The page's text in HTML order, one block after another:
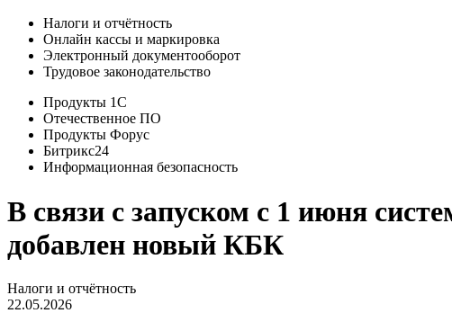
Налоги и отчётность
Онлайн кассы и маркировка
Электронный документооборот
Трудовое законодательство
Продукты 1С
Отечественное ПО
Продукты Форус
Битрикс24
Информационная безопасность
В связи с запуском с 1 июня
добавлен новый КБК
Налоги и отчётность
22.05.2026